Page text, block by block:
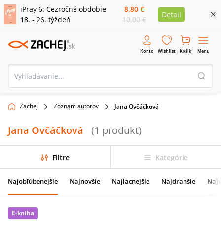
iPray 6: Cezročné obdobie
18. - 26. týždeň
8,80 €
10,00 €
Detail
Konto Wishlist Košík Menu
Zachej Zoznam autorov Jana Ovčáčková
Jana Ovčáčková (1 produkt)
Filtre Kategórie
Najobľúbenejšie Najnovšie Najlacnejšie Najdrahšie
E-kniha